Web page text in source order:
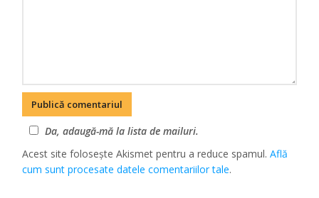
Da, adaugă-mă la lista de mailuri.
Acest site folosește Akismet pentru a reduce spamul.Află
cum sunt procesate datele comentariilor tale.